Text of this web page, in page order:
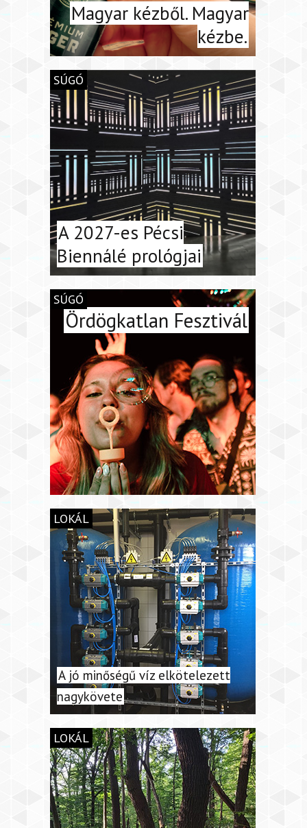
Magyar kézből. Magyar
kézbe.
SÚGÓ
A 2027-es Pécsi
Biennálé prológjai
SÚGÓ
Ördögkatlan Fesztivál
LOKÁL
A jó minőségű víz elkötelezett
nagykövete
LOKÁL